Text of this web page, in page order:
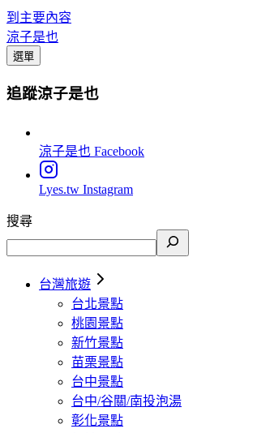
到主要內容
涼子是也
選單
追蹤涼子是也
涼子是也 Facebook
Lyes.tw Instagram
搜尋
台灣旅遊
台北景點
桃園景點
新竹景點
苗栗景點
台中景點
台中/谷關/南投泡湯
彰化景點